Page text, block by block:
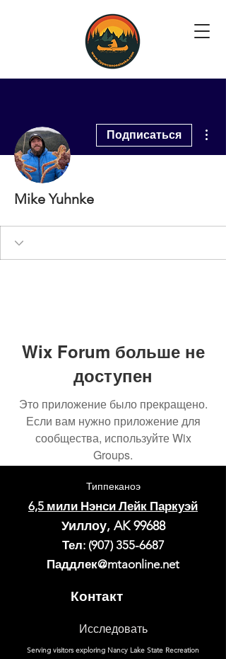
Подписаться
Mike Yuhnke
Wix Forum больше не
доступен
Это приложение было прекращено.
Если вам нужно приложение для
сообщества, используйте Wix
Groups.
Типпеканоэ
6,5 мили Нэнси Лейк Паркуэй
Уиллоу, AK 99688
Тел: (907) 355-6687
Паддлек@mtaonline.net
Контакт
Исследовать
Serving visitors exploring Nancy Lake State Recreation